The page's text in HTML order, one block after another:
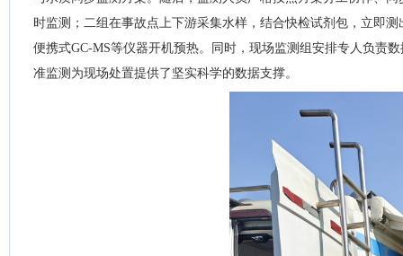
时监测；二组在事故点上下游采集水样，结合快检试剂包，立即
便携式GC-MS等仪器开机预热。同时，现场监测组安排专人负责
准监测为现场处置提供了坚实科学的数据支撑。